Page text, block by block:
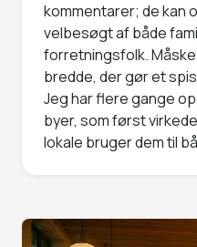
kommentarer; de kan
velbesøgt af både
forretningsfolk.
bredde, der gør et
Jeg har flere gange
byer, som først
lokale bruger dem til